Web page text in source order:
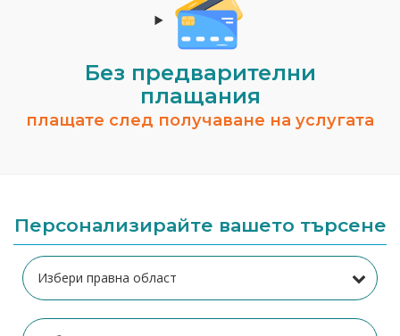
Без предварителни
плащания
плащате след получаване на услугата
Персонализирайте вашето търсене